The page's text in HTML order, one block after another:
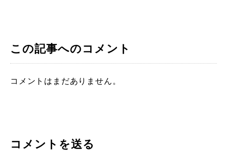
この記事へのコメント
コメントはまだありません。
コメントを送る